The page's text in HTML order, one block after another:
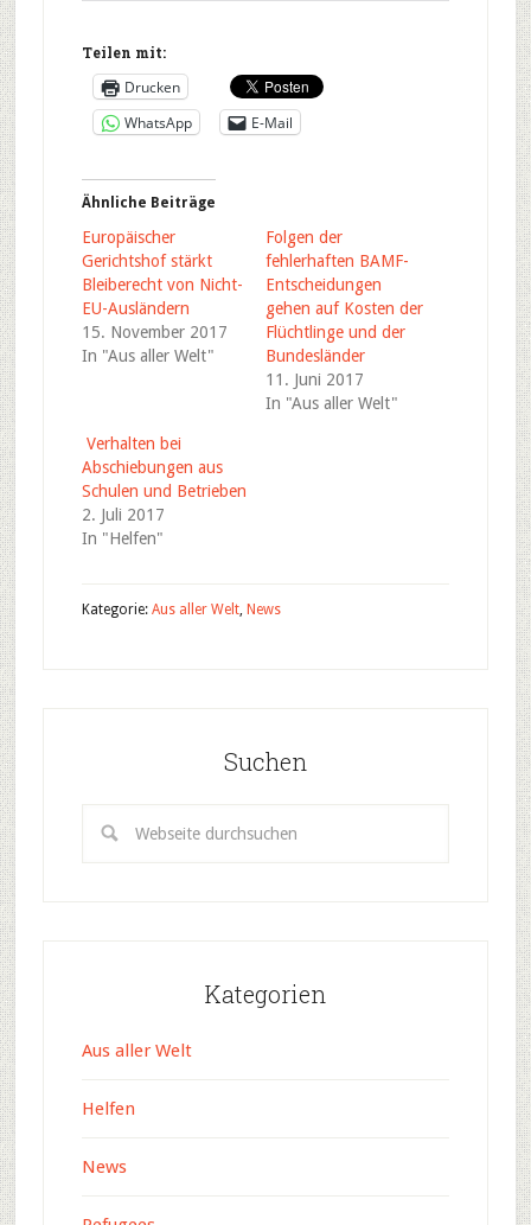
Teilen mit:
Drucken
WhatsApp
E-Mail
Ähnliche Beiträge
Europäischer
Gerichtshof stärkt
Bleiberecht von Nicht-
EU-Ausländern
15. November 2017
In "Aus aller Welt"
Folgen der
fehlerhaften BAMF-
Entscheidungen
gehen auf Kosten der
Flüchtlinge und der
Bundesländer
11. Juni 2017
In "Aus aller Welt"
Verhalten bei
Abschiebungen aus
Schulen und Betrieben
2. Juli 2017
In "Helfen"
Kategorie: Aus aller Welt, News
Suchen
Kategorien
Aus aller Welt
Helfen
News